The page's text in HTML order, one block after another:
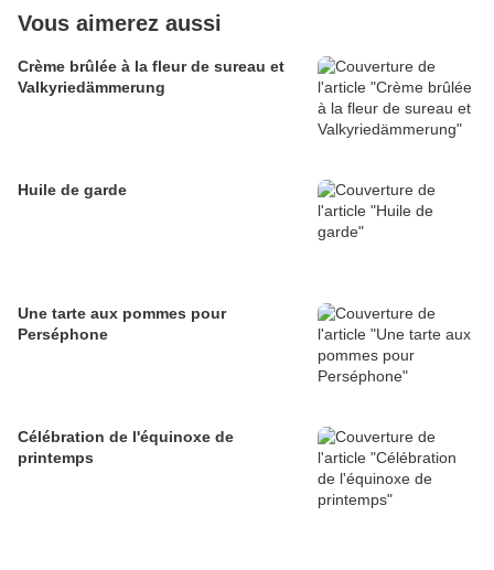
Vous aimerez aussi
Crème brûlée à la fleur de sureau et
Valkyriedämmerung
Huile de garde
Une tarte aux pommes pour
Perséphone
Célébration de l'équinoxe de
printemps